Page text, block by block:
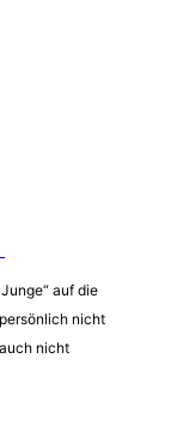
auf die
nicht
nicht